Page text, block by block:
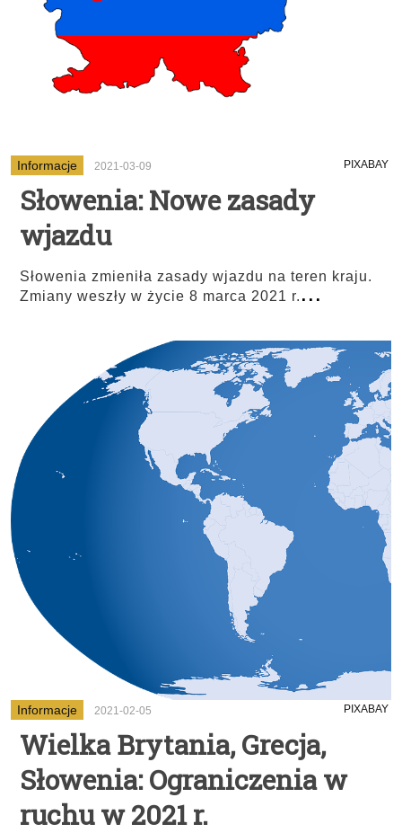
Informacje 2021-03-09 PIXABAY
Słowenia: Nowe zasady
wjazdu
Słowenia zmieniła zasady wjazdu na teren kraju.
Zmiany weszły w życie 8 marca 2021 r....
Informacje 2021-02-05 PIXABAY
Wielka Brytania, Grecja,
Słowenia: Ograniczenia w
ruchu w 2021 r.